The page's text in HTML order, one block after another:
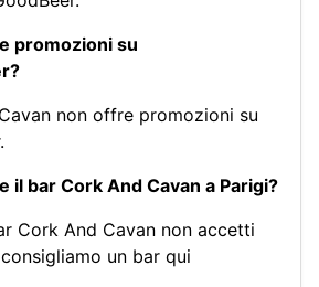
promozioni su
non offre promozioni su
il bar Cork And Cavan a Parigi?
Cork And Cavan non accetti
un bar qui